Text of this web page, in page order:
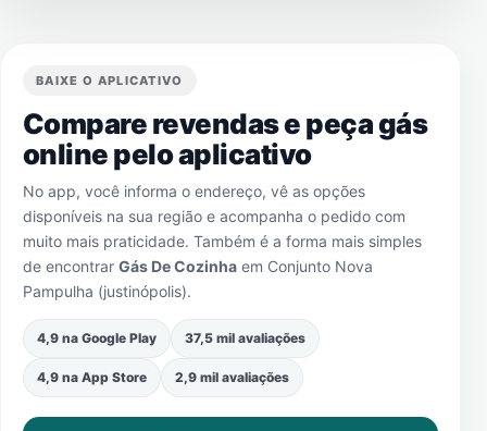
BAIXE O APLICATIVO
Compare revendas e peça gás
online pelo aplicativo
No app, você informa o endereço, vê as opções
disponíveis na sua região e acompanha o pedido com
muito mais praticidade. Também é a forma mais simples
de encontrar Gás De Cozinha em Conjunto Nova
Pampulha (justinópolis).
4,9 na Google Play 37,5 mil avaliações
4,9 na App Store 2,9 mil avaliações